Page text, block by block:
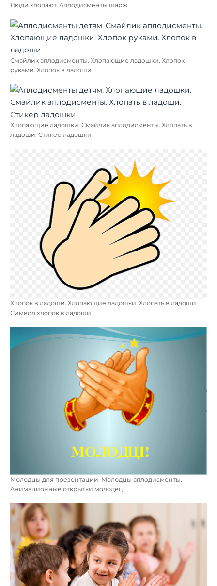
Люди хлопают. Аплодисменты шарж
Смайлик аплодисменты. Хлопающие ладошки. Хлопок
руками. Хлопок в ладоши
Хлопающие ладошки. Смайлик аплодисменты. Хлопать в
ладоши. Стикер ладошки
Хлопок в ладоши. Хлопающие ладошки. Хлопать в ладоши.
Символ хлопок в ладоши
Молодцы для презентации. Молодцы аплодисменты.
Анимационные открытки молодец